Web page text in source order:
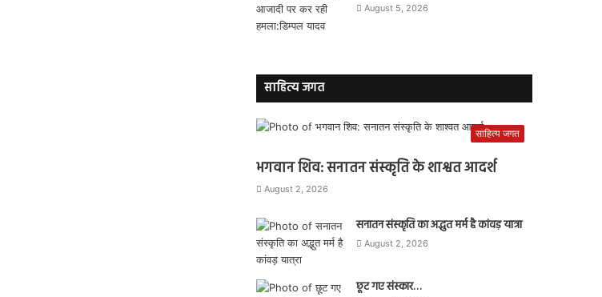
August 5, 2026
साहित्य जगत
साहित्य जगत
भगवान शिव: सनातन संस्कृति के शाश्वत आदर्श
August 2, 2026
सनातन संस्कृति का अद्भुत मर्म है कांवड़ यात्रा
August 2, 2026
छूट गए संस्कार…